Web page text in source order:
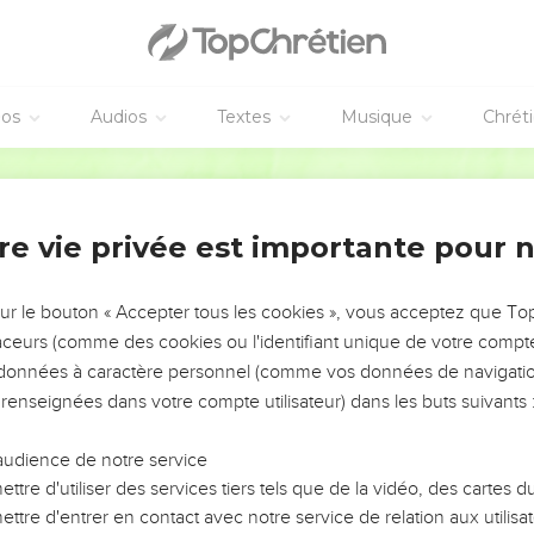
Audios Textes Musique
ce mot, et ils élevèrent leur voix, disant : Ote de la terre un
des cris et jetaient leurs vêtements et lançaient de la
de le conduire à la forteresse, disant qu'on le mît à la
ils criaient ainsi contre lui.
qui est Romain et qui n'est pas condamné ?
entendit cela, il s'en alla faire son rapport au chiliarque, disant
dit à Paul : Dis-moi, es-tu Romain ?
reprit : Moi, j'ai acquis cette bourgeoisie pour une
et parce qu'il l'avait fait lier.
vie privée est importante pour
le bouton « Accepter tous les cookies », vous acceptez que
(comme des cookies ou l'identifiant unique de votre
à caractère personnel (comme vos données de
dans votre compte utilisateur) dans les buts suivants :
de notre service
d'utiliser des services tiers tels que de la vidéo, des cartes
d'entrer en contact avec notre service de relation aux